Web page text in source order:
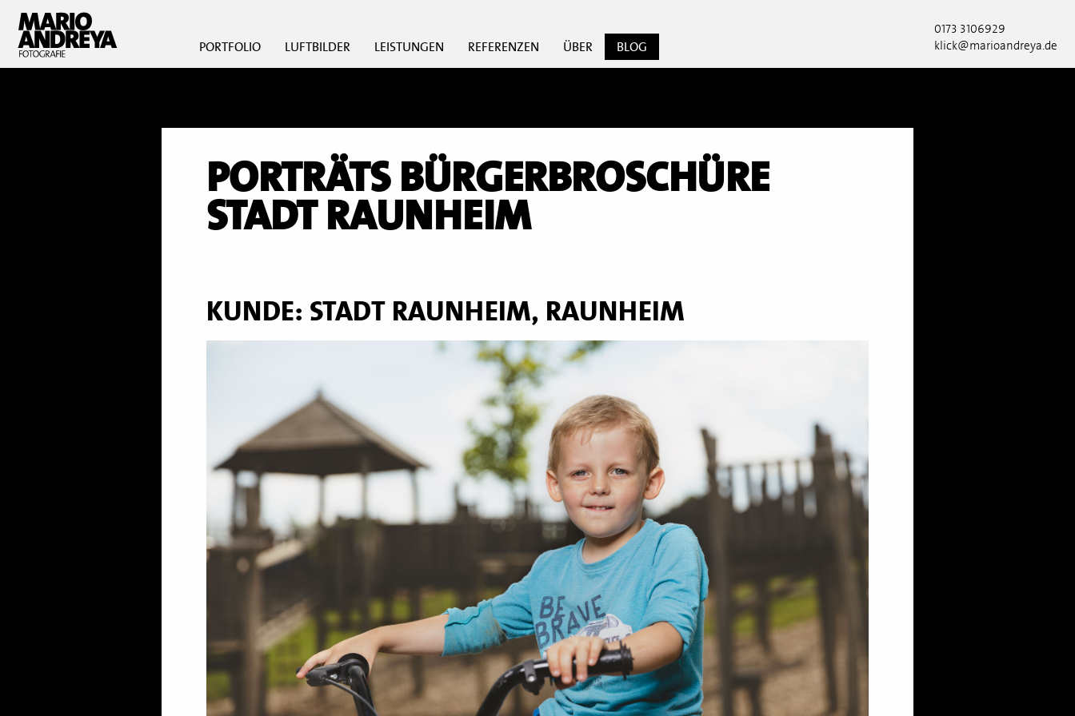
PORTFOLIO LUFTBILDER LEISTUNGEN REFERENZEN ÜBER BLOG
0173 3106929
klick@marioandreya.de
PORTRÄTS BÜRGERBROSCHÜRE
STADT RAUNHEIM
KUNDE: STADT RAUNHEIM, RAUNHEIM